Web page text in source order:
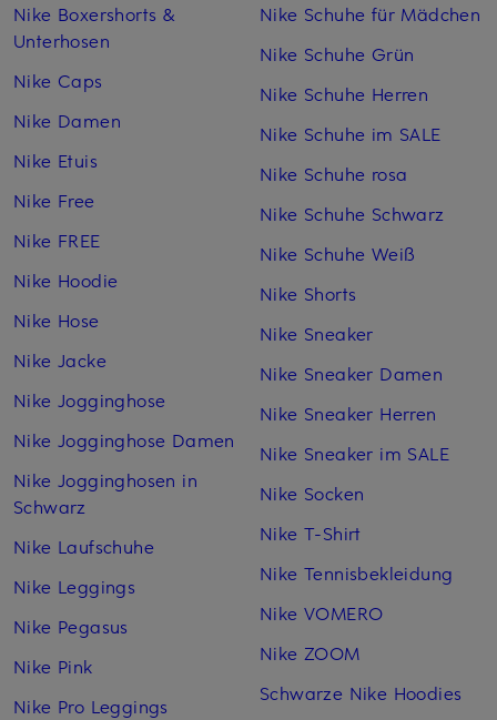
Nike Boxershorts &
Unterhosen
Nike Caps
Nike Damen
Nike Etuis
Nike Free
Nike FREE
Nike Hoodie
Nike Hose
Nike Jacke
Nike Jogginghose
Nike Jogginghose Damen
Nike Jogginghosen in
Schwarz
Nike Laufschuhe
Nike Leggings
Nike Pegasus
Nike Pink
Nike Pro Leggings
Nike Schuhe für Mädchen
Nike Schuhe Grün
Nike Schuhe Herren
Nike Schuhe im SALE
Nike Schuhe rosa
Nike Schuhe Schwarz
Nike Schuhe Weiß
Nike Shorts
Nike Sneaker
Nike Sneaker Damen
Nike Sneaker Herren
Nike Sneaker im SALE
Nike Socken
Nike T-Shirt
Nike Tennisbekleidung
Nike VOMERO
Nike ZOOM
Schwarze Nike Hoodies